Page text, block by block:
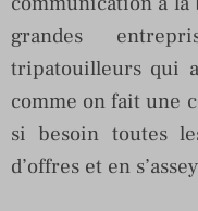
grandes
tripatouilleurs qui
comme on fait une
si besoin toutes
d’offres et en